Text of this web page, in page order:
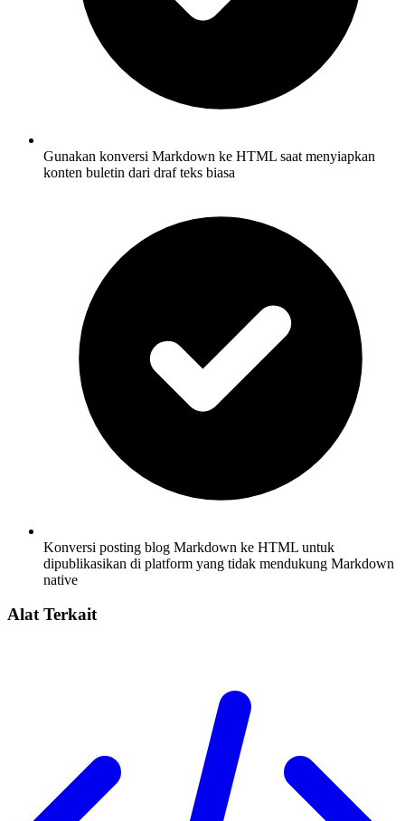
Gunakan konversi Markdown ke HTML saat menyiapkan
konten buletin dari draf teks biasa
Konversi posting blog Markdown ke HTML untuk
dipublikasikan di platform yang tidak mendukung Markdown
native
Alat Terkait